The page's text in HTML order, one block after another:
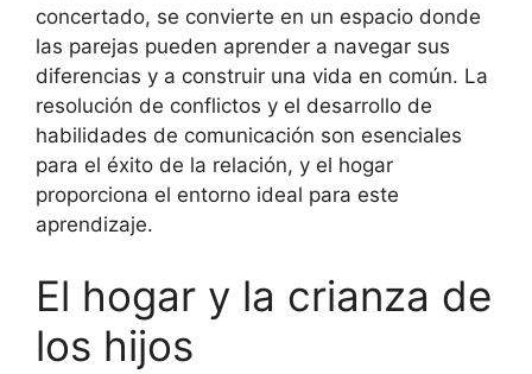
concertado, se convierte en un espacio donde
las parejas pueden aprender a navegar sus
diferencias y a construir una vida en común. La
resolución de conflictos y el desarrollo de
habilidades de comunicación son esenciales
para el éxito de la relación, y el hogar
proporciona el entorno ideal para este
aprendizaje.
El hogar y la crianza de
los hijos